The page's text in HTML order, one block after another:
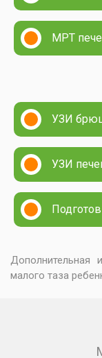
МРТ
УЗИ
УЗИ
Дополнительная
малого таза